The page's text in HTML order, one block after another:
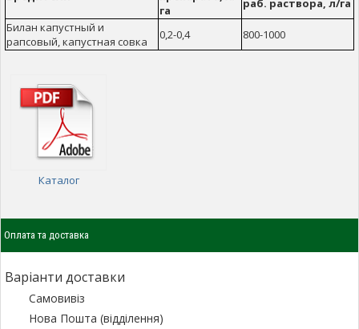
га
Билан капустный и
рапсовый, капустная совка
0,2-0,4 800-1000
Каталог
Оплата та доставка
Варіанти доставки
Самовивіз
Нова Пошта (відділення)